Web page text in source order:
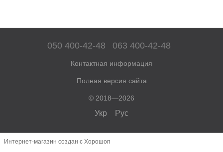
050 400-42-48 063 400-42-48
Контактная информация
Полная версия сайта
© 2018—2026
Укр Рус
Интернет-магазин создан с Хорошоп